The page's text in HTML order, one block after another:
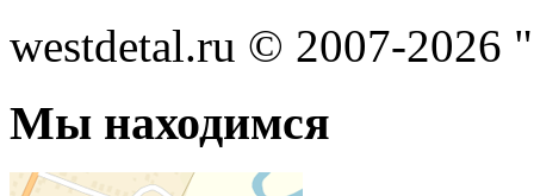
westdetal.ru © 2007-2026
Мы находимся